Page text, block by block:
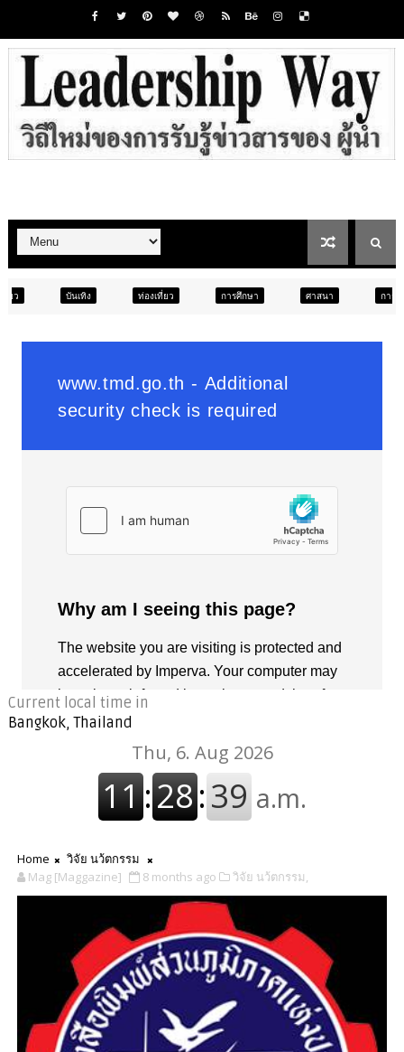
ท่องเที่ยว การศึกษา ศาสนา การศึกษา
Current local time in
Bangkok, Thailand
Home
วิจัย นว้ตกรรม
Mag [Maggazine]
8 months ago วิจัย นว้ตกรรม,